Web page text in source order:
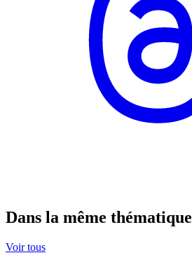
Dans la même thématique
Voir tous